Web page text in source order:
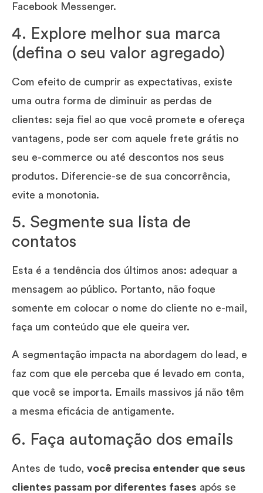
Facebook Messenger.
4. Explore melhor sua marca
(defina o seu valor agregado)
Com efeito de cumprir as expectativas, existe
uma outra forma de diminuir as perdas de
clientes: seja fiel ao que você promete e ofereça
vantagens, pode ser com aquele frete grátis no
seu e-commerce ou até descontos nos seus
produtos. Diferencie-se de sua concorrência,
evite a monotonia.
5. Segmente sua lista de
contatos
Esta é a tendência dos últimos anos: adequar a
mensagem ao público. Portanto, não foque
somente em colocar o nome do cliente no e-mail,
faça um conteúdo que ele queira ver.
A segmentação impacta na abordagem do lead, e
faz com que ele perceba que é levado em conta,
que você se importa. Emails massivos já não têm
a mesma eficácia de antigamente.
6. Faça automação dos emails
Antes de tudo, você precisa entender que seus
clientes passam por diferentes fases após se